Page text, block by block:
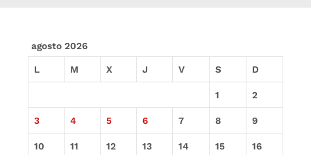
agosto 2026
L M X J V S D
1 2
3 4 5 6 7 8 9
10 11 12 13 14 15 16